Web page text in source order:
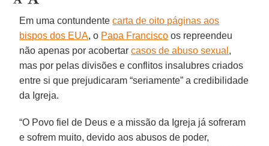
Em uma contundentecarta de oito páginas aos
bispos dos EUA, o Papa Francisco os repreendeu
não apenas por acobertarcasos de abuso sexual ,
mas por pelas divisões e conflitos insalubres criados
entre si que prejudicaram “seriamente” a credibilidade
da Igreja.
“O Povo fiel de Deus e a missão da Igreja já sofreram
e sofrem muito, devido aos abusos de poder,